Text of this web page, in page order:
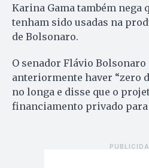
Karina Gama também nega
tenham sido usadas na
de Bolsonaro.
O senador Flávio Bolsonaro
anteriormente haver “zero
no longa e disse que o
financiamento privado para